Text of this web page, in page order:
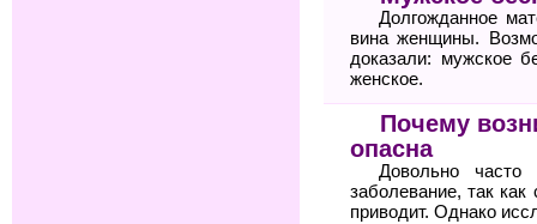
Долгожданное
вина женщины.
доказали: мужское
женское.
Почему
опасна
Довольно часто
заболевание, так
приводит. Однако